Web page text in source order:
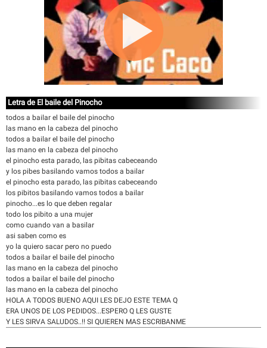
Letra de El baile del Pinocho
todos a bailar el baile del pinocho
las mano en la cabeza del pinocho
todos a bailar el baile del pinocho
las mano en la cabeza del pinocho
el pinocho esta parado, las pibitas cabeceando
y los pibes basilando vamos todos a bailar
el pinocho esta parado, las pibitas cabeceando
los pibitos basilando vamos todos a bailar
pinocho...es lo que deben regalar
todo los pibito a una mujer
como cuando van a basilar
asi saben como es
yo la quiero sacar pero no puedo
todos a bailar el baile del pinocho
las mano en la cabeza del pinocho
todos a bailar el baile del pinocho
las mano en la cabeza del pinocho
HOLA A TODOS BUENO AQUI LES DEJO ESTE TEMA Q
ERA UNOS DE LOS PEDIDOS...ESPERO Q LES GUSTE
Y LES SIRVA SALUDOS..!! SI QUIEREN MAS ESCRIBANME